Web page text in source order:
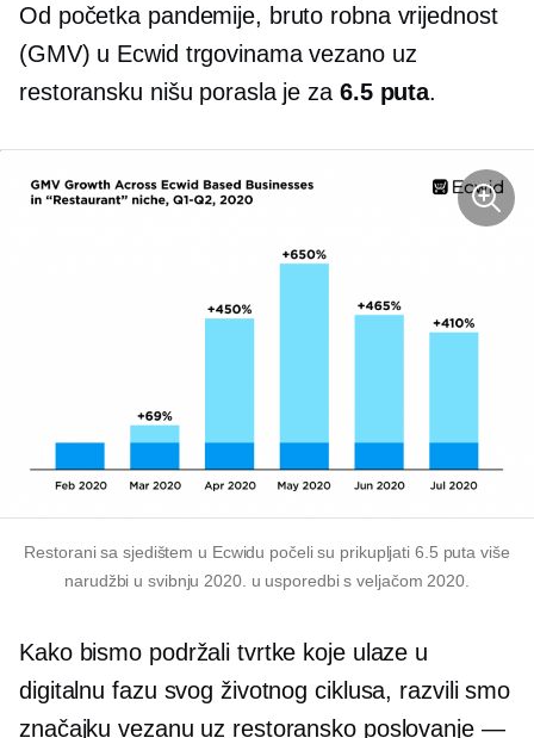
Od početka pandemije, bruto robna vrijednost
(GMV) u Ecwid trgovinama vezano uz
restoransku nišu porasla je za 6.5 puta.
Restorani sa sjedištem u Ecwidu počeli su prikupljati 6.5 puta više
narudžbi u svibnju 2020. u usporedbi s veljačom 2020.
Kako bismo podržali tvrtke koje ulaze u
digitalnu fazu svog životnog ciklusa, razvili smo
značajku vezanu uz restoransko poslovanje —